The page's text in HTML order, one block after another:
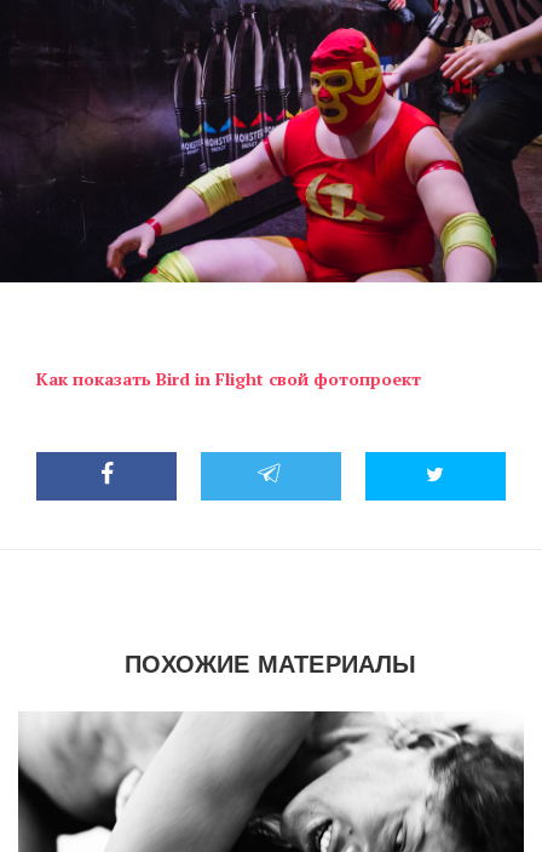
Как показать Bird in Flight свой фотопроект
ПОХОЖИЕ МАТЕРИАЛЫ